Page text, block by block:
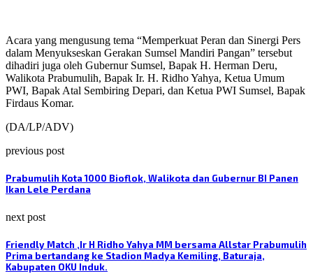
Acara yang mengusung tema “Memperkuat Peran dan Sinergi Pers
dalam Menyukseskan Gerakan Sumsel Mandiri Pangan” tersebut
dihadiri juga oleh Gubernur Sumsel, Bapak H. Herman Deru,
Walikota Prabumulih, Bapak Ir. H. Ridho Yahya, Ketua Umum
PWI, Bapak Atal Sembiring Depari, dan Ketua PWI Sumsel, Bapak
Firdaus Komar.
(DA/LP/ADV)
previous post
Prabumulih Kota 1000 Bioflok, Walikota dan Gubernur BI Panen
Ikan Lele Perdana
next post
Friendly Match ,Ir H Ridho Yahya MM bersama Allstar Prabumulih
Prima bertandang ke Stadion Madya Kemiling, Baturaja,
Kabupaten OKU Induk.